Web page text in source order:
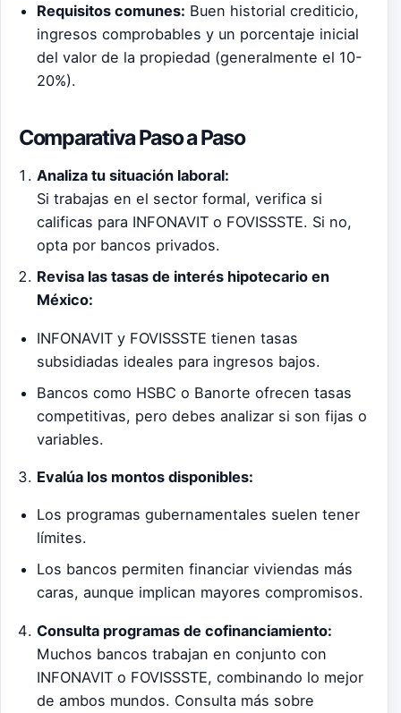
Requisitos comunes: Buen historial crediticio,
ingresos comprobables y un porcentaje inicial
del valor de la propiedad (generalmente el 10-
20%).
Comparativa Paso a Paso
Analiza tu situación laboral:
Si trabajas en el sector formal, verifica si
calificas para INFONAVIT o FOVISSSTE. Si no,
opta por bancos privados.
Revisa las tasas de interés hipotecario en
México:
INFONAVIT y FOVISSSTE tienen tasas
subsidiadas ideales para ingresos bajos.
Bancos como HSBC o Banorte ofrecen tasas
competitivas, pero debes analizar si son fijas o
variables.
Evalúa los montos disponibles:
Los programas gubernamentales suelen tener
límites.
Los bancos permiten financiar viviendas más
caras, aunque implican mayores compromisos.
Consulta programas de cofinanciamiento:
Muchos bancos trabajan en conjunto con
INFONAVIT o FOVISSSTE, combinando lo mejor
de ambos mundos. Consulta más sobre